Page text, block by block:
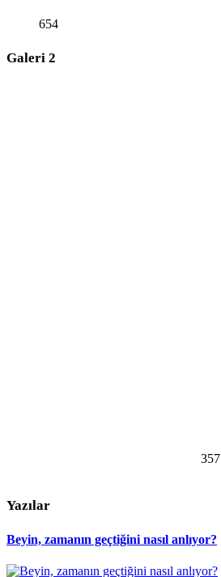
654
Galeri 2
357
Yazılar
Beyin, zamanın geçtiğini nasıl anlıyor?